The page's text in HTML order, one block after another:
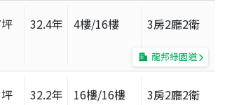
坪 32.4年 4樓/16樓 3房2廳2衛
龍邦綠園道
坪 32.2年 16樓/16樓 3房2廳2衛